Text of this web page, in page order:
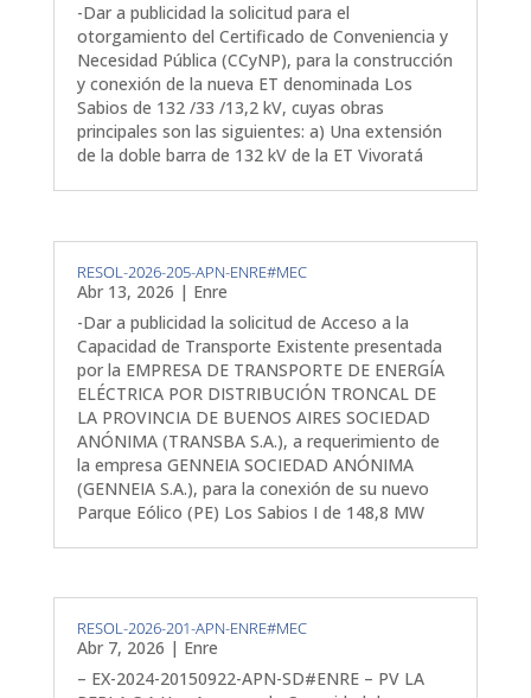
-Dar a publicidad la solicitud para el
otorgamiento del Certificado de Conveniencia y
Necesidad Pública (CCyNP), para la construcción
y conexión de la nueva ET denominada Los
Sabios de 132 /33 /13,2 kV, cuyas obras
principales son las siguientes: a) Una extensión
de la doble barra de 132 kV de la ET Vivoratá
RESOL-2026-205-APN-ENRE#MEC
Abr 13, 2026 | Enre
-Dar a publicidad la solicitud de Acceso a la
Capacidad de Transporte Existente presentada
por la EMPRESA DE TRANSPORTE DE ENERGÍA
ELÉCTRICA POR DISTRIBUCIÓN TRONCAL DE
LA PROVINCIA DE BUENOS AIRES SOCIEDAD
ANÓNIMA (TRANSBA S.A.), a requerimiento de
la empresa GENNEIA SOCIEDAD ANÓNIMA
(GENNEIA S.A.), para la conexión de su nuevo
Parque Eólico (PE) Los Sabios I de 148,8 MW
RESOL-2026-201-APN-ENRE#MEC
Abr 7, 2026 | Enre
– EX-2024-20150922-APN-SD#ENRE – PV LA